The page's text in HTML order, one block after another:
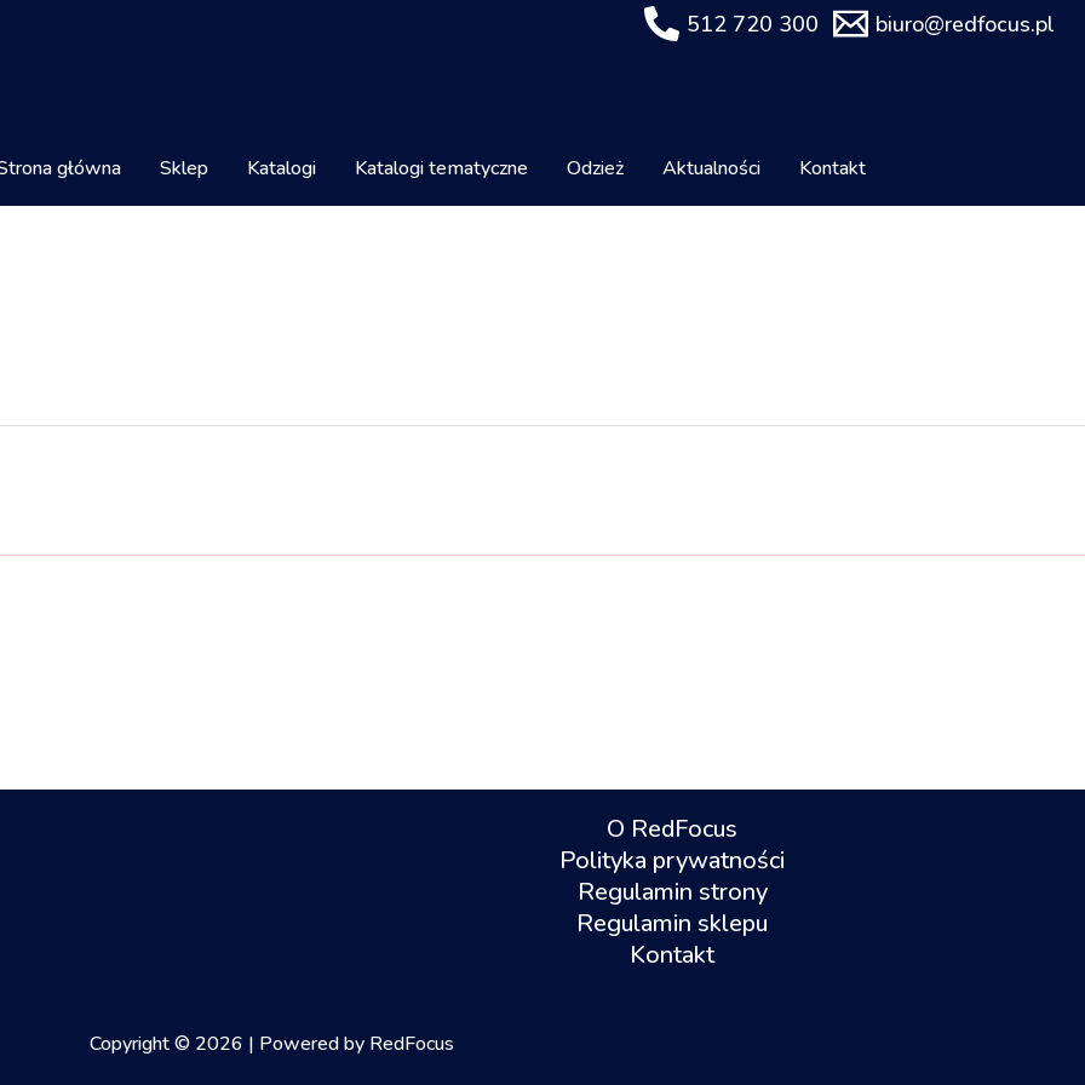
512 720 300 biuro@redfocus.pl
główna Sklep Katalogi Katalogi tematyczne Odzież Aktualności Kontakt
O RedFocus
Polityka prywatności
Regulamin strony
Regulamin sklepu
Kontakt
Copyright © 2026 | Powered by RedFocus